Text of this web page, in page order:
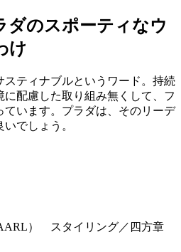
ダのスポーティなウ
け
スティナブルというワード。持続
配慮した取り組み無くして、フ
ています。プラダは、そのリーデ
でしょう。
） スタイリング／四方章